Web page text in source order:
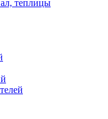
теплицы